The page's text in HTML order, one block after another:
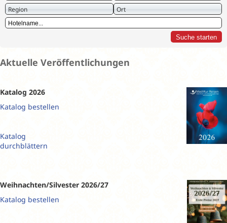
Region
Ort
Aktuelle Veröffentlichungen
Katalog 2026
Katalog bestellen
Katalog
durchblättern
Weihnachten/Silvester 2026/27
Katalog bestellen